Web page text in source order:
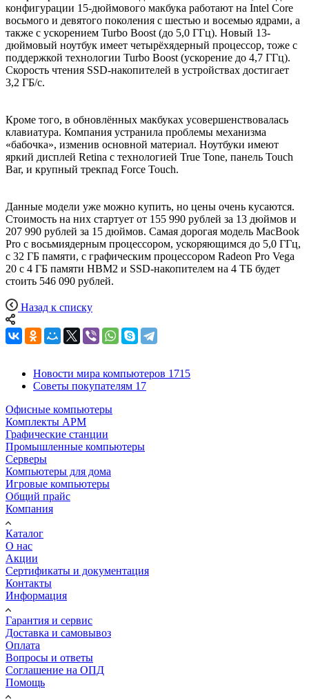
конфигурации 15-дюймового макбука работают на Intel Core
восьмого и девятого поколения с шестью и восемью ядрами, а
также с ускорением Turbo Boost (до 5,0 ГГц). Новый 13-
дюймовый ноутбук имеет четырёхядерный процессор, тоже с
поддержкой технологии Turbo Boost (ускорение до 4,7 ГГц).
Скорость чтения SSD‑накопителей в устройствах достигает
3,2 ГБ/с.
Кроме того, в обновлённых макбуках усовершенствовалась
клавиатура. Компания устранила проблемы механизма
«бабочка», изменив основной материал. Ноутбуки имеют
яркий дисплей Retina с технологией True Tone, панель Touch
Bar, и крупный трекпад Force Touch.
Данные модели уже можно купить, но цены очень кусаются.
Стоимость на них стартует от 155 990 рублей за 13 дюймов и
207 990 рублей за 15 дюймов. Самая дорогая модель MacBook
Pro c восьмиядерным процессором, ускоряющимся до 5,0 ГГц,
с 32 ГБ памяти, с графическим процессором Radeon Pro Vega
20 с 4 ГБ памяти HBM2 и SSD-накопителем на 4 ТБ будет
стоить 546 090 pyблей.
Назад к списку
Новости мира компьютеров 1715
Советы покупателям 17
Офисные компьютеры
Комплекты АРМ
Графические станции
Промышленные компьютеры
Серверы
Компьютеры для дома
Игровые компьютеры
Общий прайс
Компания
Каталог
О нас
Акции
Сертификаты и документация
Контакты
Информация
Гарантия и сервис
Доставка и самовывоз
Оплата
Вопросы и ответы
Соглашение на ОПД
Помощь